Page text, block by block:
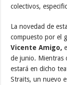
colectivos,
La novedad de
compuesto por el
Vicente Amigo,
de junio. Mientras
estará en dicho
Straits, un nuevo